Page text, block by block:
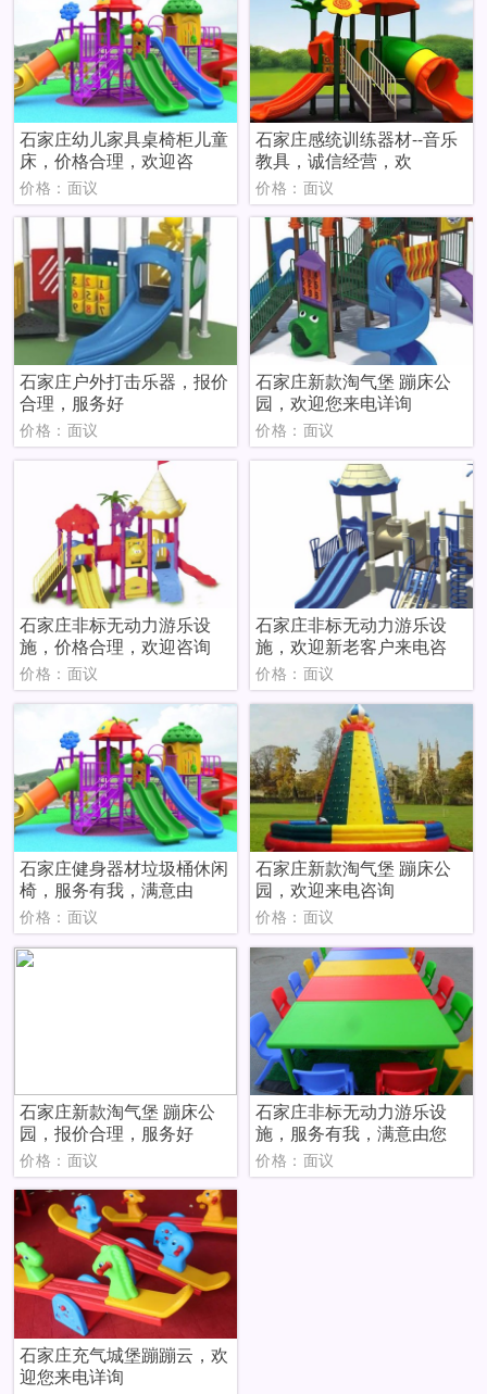
石家庄幼儿家具桌椅柜儿童
床，价格合理，欢迎咨
价格：面议
石家庄感统训练器材--音乐
教具，诚信经营，欢
价格：面议
石家庄户外打击乐器，报价
合理，服务好
价格：面议
石家庄新款淘气堡 蹦床公
园，欢迎您来电详询
价格：面议
石家庄非标无动力游乐设
施，价格合理，欢迎咨询
价格：面议
石家庄非标无动力游乐设
施，欢迎新老客户来电咨
价格：面议
石家庄健身器材垃圾桶休闲
椅，服务有我，满意由
价格：面议
石家庄新款淘气堡 蹦床公
园，欢迎来电咨询
价格：面议
石家庄新款淘气堡 蹦床公
园，报价合理，服务好
价格：面议
石家庄非标无动力游乐设
施，服务有我，满意由您
价格：面议
石家庄充气城堡蹦蹦云，欢
迎您来电详询